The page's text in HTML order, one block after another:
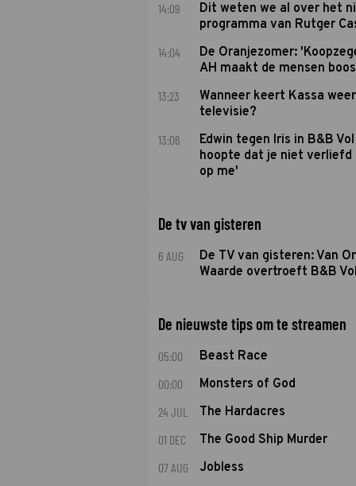
14:09
Dit weten we al over het
programma van Rutger
14:04
De Oranjezomer:
AH maakt de mensen
13:23
Wanneer keert Kassa
televisie?
13:06
Edwin tegen Iris in B&B
hoopte dat je niet verliefd
op me'
De tv van gisteren
6 AUG
De TV van gisteren: Van
Waarde overtroeft B&B
De nieuwste tips om te streamen
05:00 Beast Race
00:00 Monsters of God
24 JUL The Hardacres
01 DEC The Good Ship Murder
07 AUG Jobless